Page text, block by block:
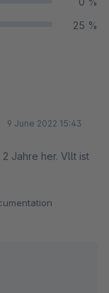
25 %
9 June 2022 15:43
Jahre her. Vllt ist